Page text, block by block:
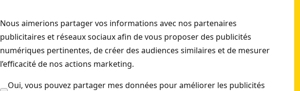
Nous aimerions partager vos informations avec nos partenaires
publicitaires et réseaux sociaux afin de vous proposer des publicités
numériques pertinentes, de créer des audiences similaires et de mesurer
l’efficacité de nos actions marketing.
Oui, vous pouvez partager mes données pour améliorer les publicités